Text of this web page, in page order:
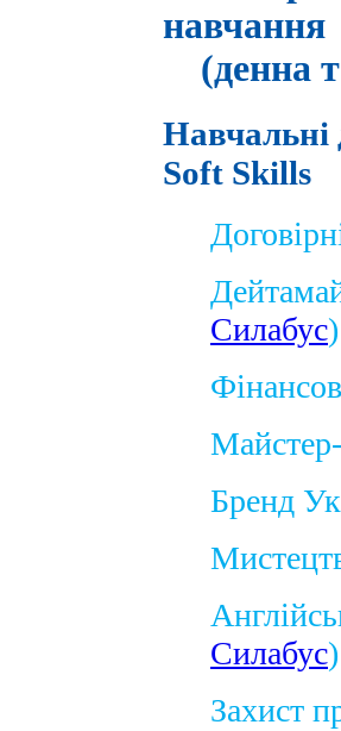
навчання
(денна
Навчальні
Soft Skills
Силабус)
Бренд
Силабус)
Захист